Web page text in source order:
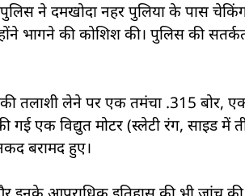
ने दमखोदा नहर पुलिया के पास
भागने की कोशिश की। पुलिस की
उनकी तलाशी लेने पर एक तमंचा .315 बोर,
एक विद्युत मोटर (स्लेटी रंग, साइड में
बरामद हुए।